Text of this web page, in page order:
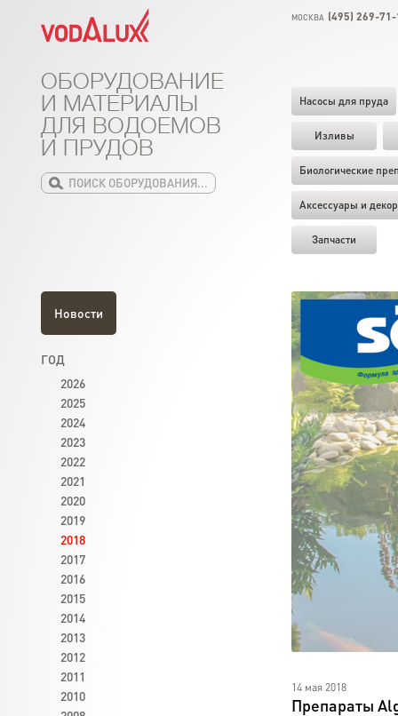
МОСКВА (495) 269-
Насосы для пруда
Изливы
Биологические
Аксессуары и декор
Запчасти
ОБОРУДОВАНИЕ
И МАТЕРИАЛЫ
ДЛЯ ВОДОЕМОВ
И ПРУДОВ
14 мая 2018
Препараты
Новости
ГОД
2026
2025
2024
2023
2022
2021
2020
2019
2018
2017
2016
2015
2014
2013
2012
2011
2010